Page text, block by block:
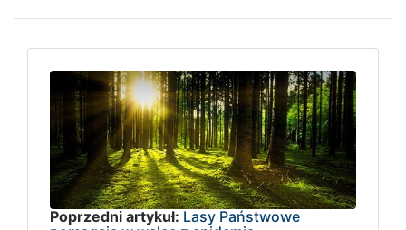
Poprzedni artykuł: Lasy Państwowe